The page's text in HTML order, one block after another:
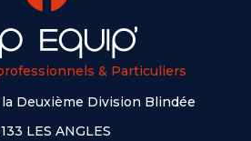
& Particuliers
Deuxième Division Blindée
LES ANGLES